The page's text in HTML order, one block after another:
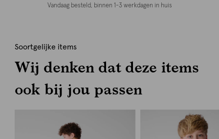
Vandaag besteld, binnen 1-3 werkdagen in huis
Soortgelijke items
Wij denken dat deze items
ook bij jou passen